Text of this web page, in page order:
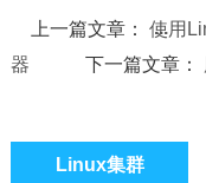
上一篇文章：使用
器
下一篇文章：
Linux集群